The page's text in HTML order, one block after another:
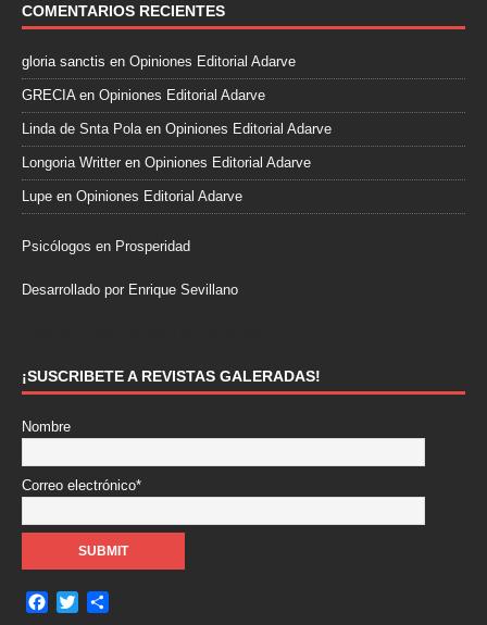
COMENTARIOS RECIENTES
gloria sanctis en Opiniones Editorial Adarve
GRECIA en Opiniones Editorial Adarve
Linda de Snta Pola en Opiniones Editorial Adarve
Longoria Writter en Opiniones Editorial Adarve
Lupe en Opiniones Editorial Adarve
Psicólogos en Prosperidad
Desarrollado por Enrique Sevillano
¡SUSCRIBETE A REVISTAS GALERADAS!
Nombre
Correo electrónico*